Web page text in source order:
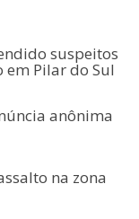
suspeitos
em Pilar do Sul
anônima
na zona